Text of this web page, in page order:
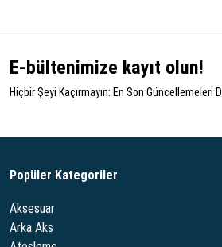
E-bültenimize kayıt olun!
Hiçbir Şeyi Kaçırmayın: En Son Güncellemeleri
Popüler Kategoriler
Aksesuar
Arka Aks